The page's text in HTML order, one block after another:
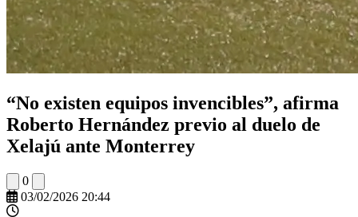
“No existen equipos invencibles”, afirma
Roberto Hernández previo al duelo de
Xelajú ante Monterrey
0
03/02/2026 20:44